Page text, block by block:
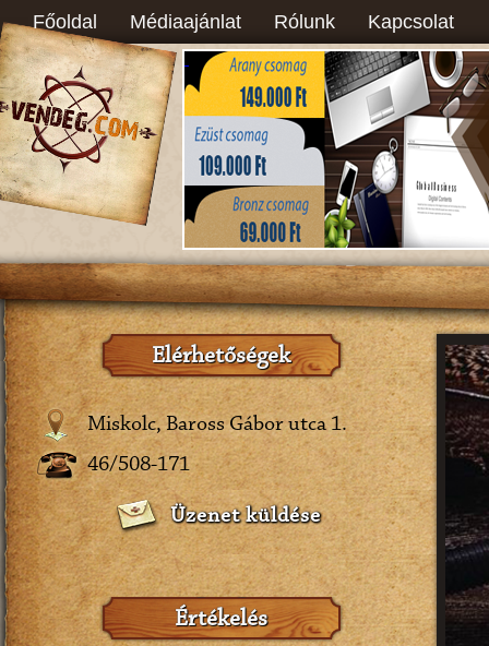
Főoldal Médiaajánlat Rólunk Kapcsolat
Elérhetőségek
Miskolc, Baross Gábor utca 1.
46/508-171
Üzenet küldése
Értékelés